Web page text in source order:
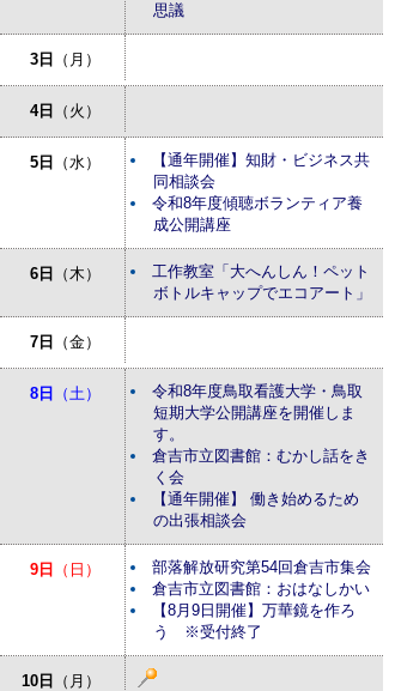
思議
3日 （月）
4日 （火）
5日 （水）
【通年開催】知財・ビジネス共
同相談会
令和8年度傾聴ボランティア養
成公開講座
6日 （木）
工作教室「大へんしん！ペット
ボトルキャップでエコアート」
7日 （金）
8日 （土）
令和8年度鳥取看護大学・鳥取
短期大学公開講座を開催しま
す。
倉吉市立図書館：むかし話をき
く会
【通年開催】 働き始めるため
の出張相談会
9日 （日）
部落解放研究第54回倉吉市集会
倉吉市立図書館：おはなしかい
【8月9日開催】万華鏡を作ろ
う ※受付終了
10日 （月）